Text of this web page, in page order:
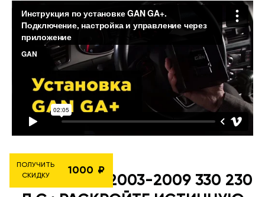
LEXUS RX (II) 2003-2009 330 230
ПОЛУЧИТЬ
СКИДКУ
1000